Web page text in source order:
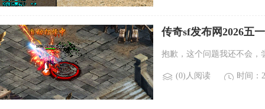
传奇sf发布网2026五
抱歉，这个问题我还不会，
(0)人阅读 时间：